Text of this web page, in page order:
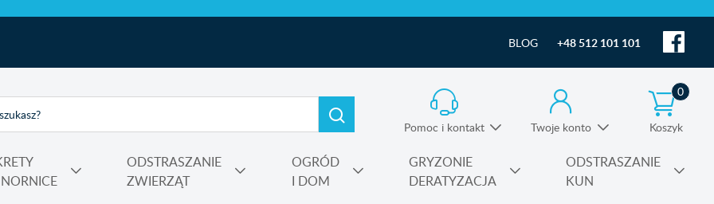
BLOG +48 512 101 101
Pomoc i kontakt Twoje konto Koszyk
0
ODSTRASZANIE
ZWIERZĄT
OGRÓD
I DOM
GRYZONIE
DERATYZACJA
ODSTRASZANIE
KUN